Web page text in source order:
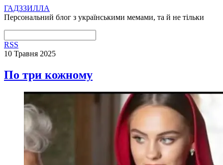
ГАДЗЗИЛЛА
Персональний блог з українськими мемами, та й не тільки
RSS
10 Травня 2025
По три кожному